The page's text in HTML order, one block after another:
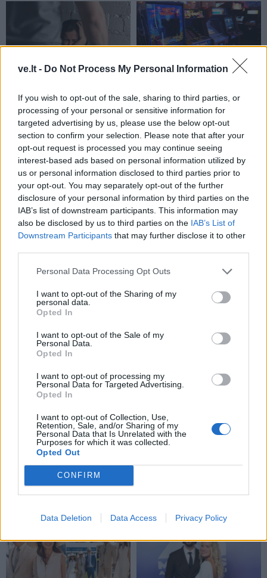
ve.lt - Do Not Process My Personal Information
If you wish to opt-out of the sale, sharing to third parties, or
processing of your personal or sensitive information for
targeted advertising by us, please use the below opt-out
section to confirm your selection. Please note that after your
opt-out request is processed you may continue seeing
interest-based ads based on personal information utilized by
us or personal information disclosed to third parties prior to
your opt-out. You may separately opt-out of the further
disclosure of your personal information by third parties on the
IAB’s list of downstream participants. This information may
also be disclosed by us to third parties on the IAB’s List of
Downstream Participants that may further disclose it to other
Personal Data Processing Opt Outs
I want to opt-out of the Sharing of my
personal data.
Opted In
I want to opt-out of the Sale of my
Personal Data.
Opted In
I want to opt-out of processing my
Personal Data for Targeted Advertising.
Opted In
I want to opt-out of Collection, Use,
Retention, Sale, and/or Sharing of my
Personal Data that Is Unrelated with the
Purposes for which it was collected.
Opted Out
CONFIRM
Data Deletion Data Access Privacy Policy
Niekšui panižo rankos:
sumušė sugyventinę, o
vėliau ir jos nepilnametę
dukrą(2)
Traukia it bites prie
medaus: kurorte vėl
ištuštino žaidimų
automatus(1)
Paramediko nužudymo
vienas įtariamųjų (3)
Užsidegė lauko pavėsinė:
vos be namų neliko
keturios šeimos
NAUJI